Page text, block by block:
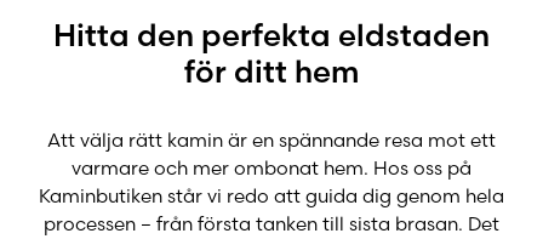
Elda rätt
FAQ – Vanliga frågor
Hitta den perfekta eldstaden
för ditt hem
Att välja rätt kamin är en spännande resa mot ett
varmare och mer ombonat hem. Hos oss på
Kaminbutiken står vi redo att guida dig genom hela
processen – från första tanken till sista brasan. Det